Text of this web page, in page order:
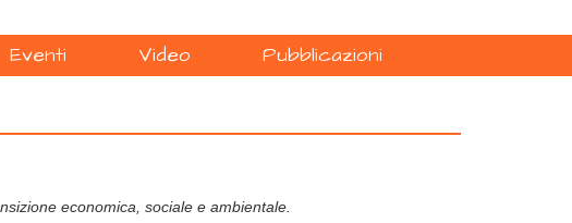
Eventi Video Pubblicazioni
economica, sociale e ambientale.